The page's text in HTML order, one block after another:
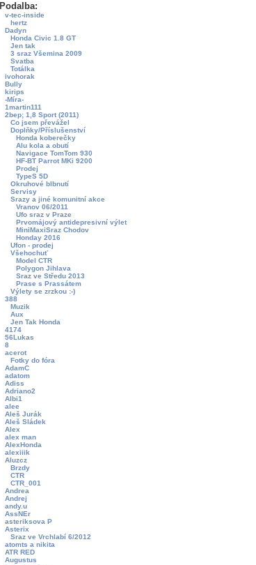
Podalba:
v-tec-inside
hertz
Dadyn
Honda Civic 1.8 GT
Jen tak
3 sraz Všemina 2009
Svatba
Totálka
ivohorak
Bully
kirips
-Míra-
1martin111
2bep; 1,8 Sport (2011)
Co jsem převážel
Doplňky/Příslušenství
Honda koberečky
Alu kola a obutí
Navigace TomTom 930
HF-BT Parrot MKi 9200
Prodej
TypeS 5D
Okruhové blbnutí
Servisy
Srazy a jiné komunitní akce
Vranov 06/2011
Ufo sraz v Praze
Prvomájový antidepresivní výlet
MiniMaxiSraz Chodov
Honday 2016
Ufon - prodej
Všehochuť
Model CTR
Polygon Jihlava
Sraz ve Středu 2013
Prase s Prassátem
Výlety se zrzkou :-)
388
Muzik
Aux
Jen Tak Honda
4174
56Lukas
8
acerot
Fotky do fóra
AdamC
adatom
Adiss
Adriano2
Albi1
alee
Aleš Jurák
Aleš Sládek
Alex
alex man
AlexHonda
alexiiik
Aluzcz
Brzdy
CTR
CTR_001
Andrea
Andrej
andy.u
AssNEr
asteriksova P
Asterix
Sraz ve Vrchlabí 6/2012
atomts a nikita
ATR RED
Augustus